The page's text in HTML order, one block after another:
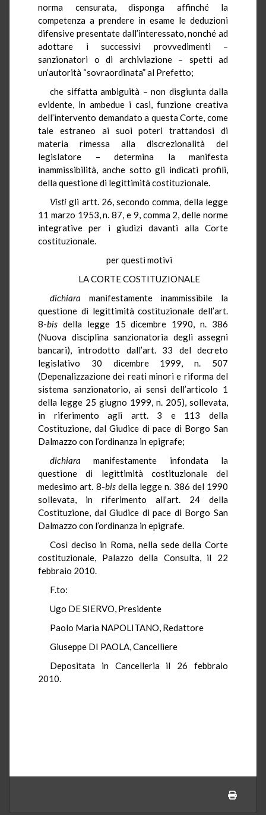
norma censurata, disponga affinché la
competenza a prendere in esame le deduzioni
difensive presentate dall’interessato, nonché ad
adottare i successivi provvedimenti –
sanzionatori o di archiviazione – spetti ad
un’autorità “sovraordinata” al Prefetto;
che siffatta ambiguità – non disgiunta dalla
evidente, in ambedue i casi, funzione creativa
dell’intervento demandato a questa Corte, come
tale estraneo ai suoi poteri trattandosi di
materia rimessa alla discrezionalità del
legislatore – determina la manifesta
inammissibilità, anche sotto gli indicati profili,
della questione di legittimità costituzionale.
Visti gli artt. 26, secondo comma, della legge
11 marzo 1953, n. 87, e 9, comma 2, delle norme
integrative per i giudizi davanti alla Corte
costituzionale.
per questi motivi
LA CORTE COSTITUZIONALE
dichiara manifestamente inammissibile la
questione di legittimità costituzionale dell’art.
8-bis della legge 15 dicembre 1990, n. 386
(Nuova disciplina sanzionatoria degli assegni
bancari), introdotto dall’art. 33 del decreto
legislativo 30 dicembre 1999, n. 507
(Depenalizzazione dei reati minori e riforma del
sistema sanzionatorio, ai sensi dell’articolo 1
della legge 25 giugno 1999, n. 205), sollevata,
in riferimento agli artt. 3 e 113 della
Costituzione, dal Giudice di pace di Borgo San
Dalmazzo con l’ordinanza in epigrafe;
dichiaramanifestamente infondata la
questione di legittimità costituzionale del
medesimo art. 8-bisdella legge n. 386 del 1990
sollevata, in riferimento all’art. 24 della
Costituzione, dal Giudice di pace di Borgo San
Dalmazzo con l’ordinanza in epigrafe.
Così deciso in Roma, nella sede della Corte
costituzionale, Palazzo della Consulta, il 22
febbraio 2010.
F.to:
Ugo DE SIERVO, Presidente
Paolo Maria NAPOLITANO, Redattore
Giuseppe DI PAOLA, Cancelliere
Depositata in Cancelleria il 26 febbraio
2010.